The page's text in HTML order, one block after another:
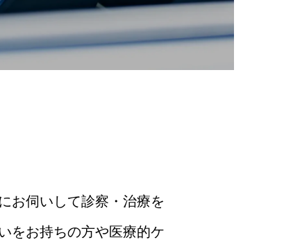
お伺いして診察・治療を
をお持ちの方や医療的ケ